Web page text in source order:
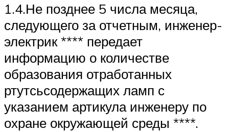
1.4.Не позднее 5 числа месяца,
следующего за отчетным, инженер-
электрик **** передает
информацию о количестве
образования отработанных
ртутсьсодержащих ламп с
указанием артикула инженеру по
охране окружающей среды ****.